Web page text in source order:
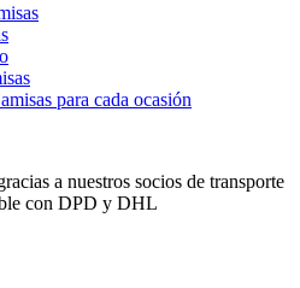
para cada ocasión
a nuestros socios de transporte
con DPD y DHL